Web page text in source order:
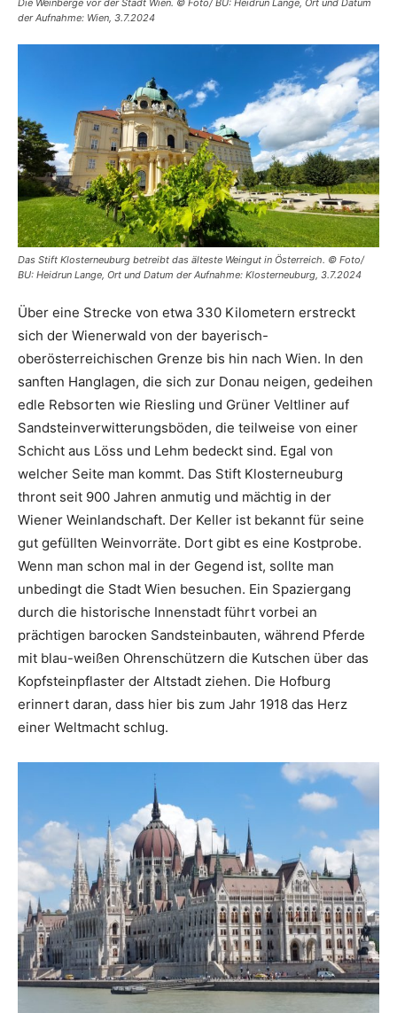
der Aufnahme: Wien, 3.7.2024
Das Stift Klosterneuburg betreibt das älteste Weingut in Österreich. © Foto/
BU: Heidrun Lange, Ort und Datum der Aufnahme: Klosterneuburg, 3.7.2024
Über eine Strecke von etwa 330 Kilometern erstreckt
sich der Wienerwald von der bayerisch-
oberösterreichischen Grenze bis hin nach Wien. In den
sanften Hanglagen, die sich zur Donau neigen, gedeihen
edle Rebsorten wie Riesling und Grüner Veltliner auf
Sandsteinverwitterungsböden, die teilweise von einer
Schicht aus Löss und Lehm bedeckt sind. Egal von
welcher Seite man kommt. Das Stift Klosterneuburg
thront seit 900 Jahren anmutig und mächtig in der
Wiener Weinlandschaft. Der Keller ist bekannt für seine
gut gefüllten Weinvorräte. Dort gibt es eine Kostprobe.
Wenn man schon mal in der Gegend ist, sollte man
unbedingt die Stadt Wien besuchen. Ein Spaziergang
durch die historische Innenstadt führt vorbei an
prächtigen barocken Sandsteinbauten, während Pferde
mit blau-weißen Ohrenschützern die Kutschen über das
Kopfsteinpflaster der Altstadt ziehen. Die Hofburg
erinnert daran, dass hier bis zum Jahr 1918 das Herz
einer Weltmacht schlug.